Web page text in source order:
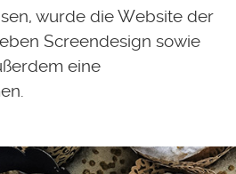
wurde die Website der
Screendesign sowie
eine